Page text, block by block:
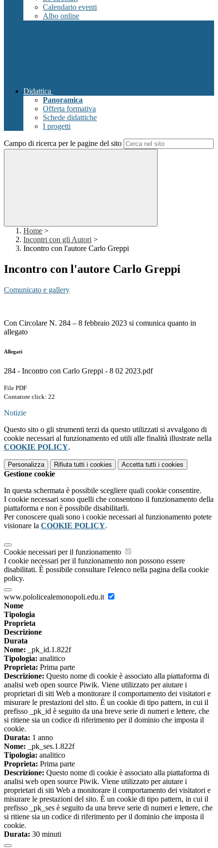
Calendario eventi
Albo online
Didattica
Panoramica
Offerta formativa
Schede didattiche
I progetti
Campo di ricerca per le pagine del sito
Home >
Incontri con gli Autori >
Incontro con l'autore Carlo Greppi
Incontro con l'autore Carlo Greppi
Comunicato e gallery
Con Circolare N. 284 – 8 febbraio 2023 si comunica quanto in
allegato
Allegati
284 - Incontro con Carlo Greppi - 8 02 2023.pdf
File PDF
Contatore click: 22
Notizie
Questo sito o gli strumenti terzi da questo utilizzati si avvalgono di
cookie necessari al funzionamento ed utili alle finalità illustrate nella
COOKIE POLICY.
Personalizza Rifiuta tutti i cookies Accetta tutti i cookies
Gestione cookie
In questa schermata è possibile scegliere quali cookie consentire.
I cookie necessari sono quelli che consentono il funzionamento della
piattaforma e non è possibile disabilitarli.
Per conoscere quali sono i cookie necessari al funzionamento potete
visionare la COOKIE POLICY.
Cookie necessari per il funzionamento
I cookie necessari per il funzionamento non possono essere
disabilitati. È possibile consultare l'elenco nella pagina della cookie
policy.
www.pololicealemonopoli.edu.it
Nome
Tipologia
Proprieta
Descrizione
Durata
Nome: _pk_id.1.822f
Tipologia: analitico
Proprieta: Prima parte
Descrizione: Questo nome di cookie è associato alla piattaforma di
analisi web open source Piwik. Viene utilizzato per aiutare i
proprietari di siti Web a monitorare il comportamento dei visitatori e
misurare le prestazioni del sito. È un cookie di tipo pattern, in cui il
prefisso _pk_id è seguito da una breve serie di numeri e lettere, che
si ritiene sia un codice di riferimento per il dominio che imposta il
cookie.
Durata: 1 anno
Nome: _pk_ses.1.822f
Tipologia: analitico
Proprieta: Prima parte
Descrizione: Questo nome di cookie è associato alla piattaforma di
analisi web open source Piwik. Viene utilizzato per aiutare i
proprietari di siti Web a monitorare il comportamento dei visitatori e
misurare le prestazioni del sito. È un cookie di tipo pattern, in cui il
prefisso _pk_ses è seguito da una breve serie di numeri e lettere, che
si ritiene sia un codice di riferimento per il dominio che imposta il
cookie.
Durata: 30 minuti